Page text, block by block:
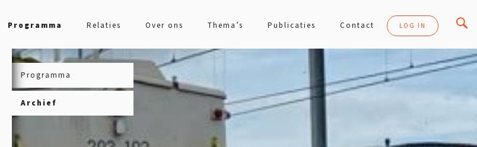
Programma Relaties Over ons Thema’s Publicaties Contact LOG IN
Programma
Archief